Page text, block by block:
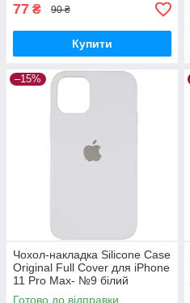
77 ₴ 90 ₴
Купити
–15%
Чохол-накладка Silicone Case
Original Full Cover для iPhone
11 Pro Max- №9 білий
Готово до відправки